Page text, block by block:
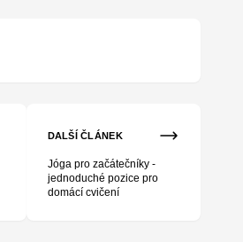
DALŠÍ ČLÁNEK
Jóga pro začátečníky -
jednoduché pozice pro
domácí cvičení